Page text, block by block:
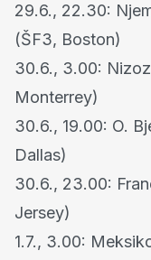
29.6., 22.30:
(ŠF3, Boston)
30.6., 3.00:
Monterrey)
30.6., 19.00: O.
Dallas)
30.6., 23.00:
Jersey)
1.7., 3.00: